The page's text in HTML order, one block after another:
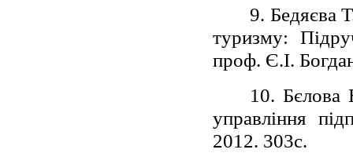
9. Бедяєва
туризму:
проф. Є.І.
10. Бєлова
управління
2012. 303с.